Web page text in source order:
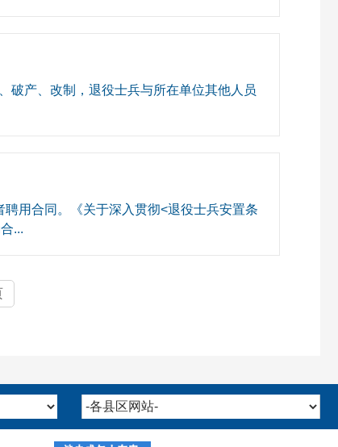
破产、改制，退役士兵与所在单位其他人员
用合同。《关于深入贯彻<退役士兵安置条
...